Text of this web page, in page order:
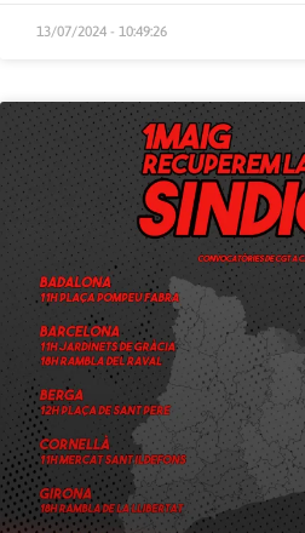
13/07/2024 - 10:49:26